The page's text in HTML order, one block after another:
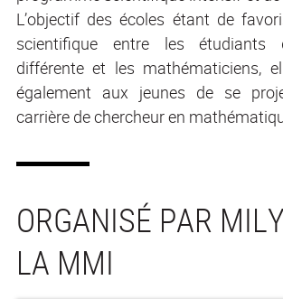
L’objectif des écoles étant de
scientifique entre les étudiants
différente et les mathématiciens,
également aux jeunes de se
carrière de chercheur en
ORGANISÉ PAR
LA MMI